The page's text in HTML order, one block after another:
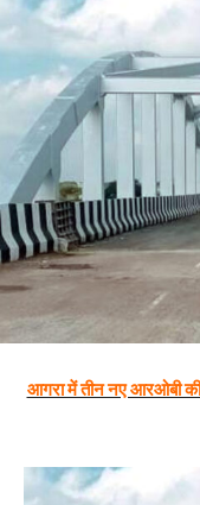
आगरा में तीन नए आरओबी